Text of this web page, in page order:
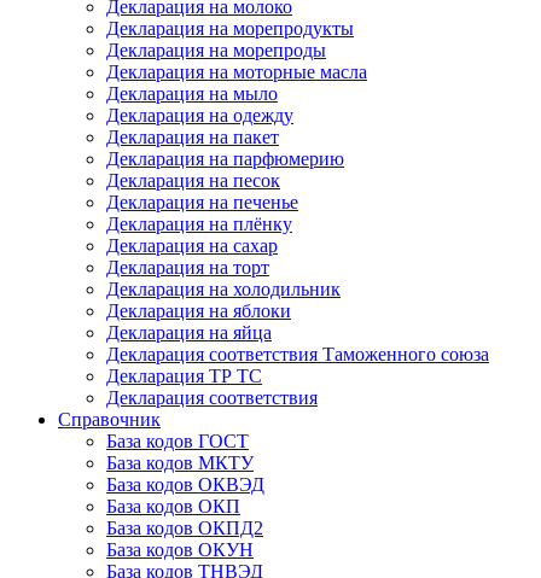
Декларация на молоко
Декларация на морепродукты
Декларация на морепроды
Декларация на моторные масла
Декларация на мыло
Декларация на одежду
Декларация на пакет
Декларация на парфюмерию
Декларация на песок
Декларация на печенье
Декларация на плёнку
Декларация на сахар
Декларация на торт
Декларация на холодильник
Декларация на яблоки
Декларация на яйца
Декларация соответствия Таможенного союза
Декларация ТР ТС
Декларация соответствия
Справочник
База кодов ГОСТ
База кодов МКТУ
База кодов ОКВЭД
База кодов ОКП
База кодов ОКПД2
База кодов ОКУН
База кодов ТНВЭД